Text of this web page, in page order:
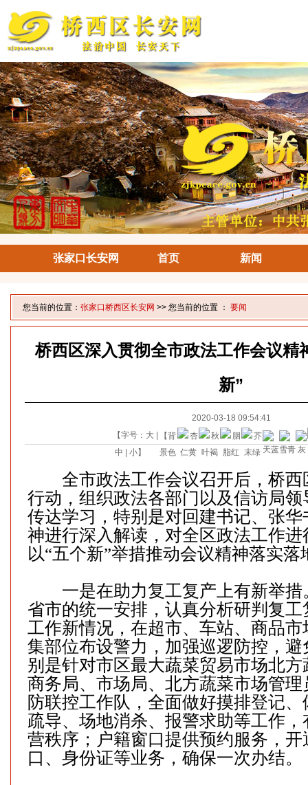
张家口长安网 首页 新闻
您当前的位置： 张家口桥西区长安网 >> 您当前的位置 ： 要闻
桥西区深入贯彻全市政法工作会议精
新”
2020-03-18 09:54:41
【字号： 大
中
小】
【背
景色
全市政法工作会议召开后，桥西
行动，组织政法各部门以及信访局
传达学习，特别是对回建书记、张
神进行深入解读，对全区政法工作进
以“五个新”举措推动会议精神落实落
一是在助力复工复产上有新举措
省市的统一安排，认真分析研判复
工作新情况，在超市、车站、商品
集部位布设警力，加强巡逻防控，
别是针对市区最大蔬菜贸易市场北
商务局、市场局、北方蔬菜市场管
防联控工作队，全面做好摸排登记
疏导、场地消杀、报警求助等工作
营秩序；户籍窗口提供预约服务，开
口、身份证等业务，确保一次办结。